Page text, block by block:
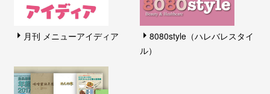
月刊 メニューアイディア
8080style（ハレバレスタイ
ル）